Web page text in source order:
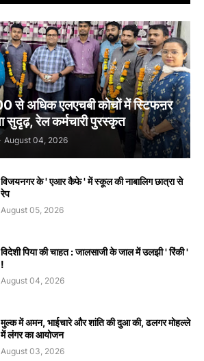
से अधिक एलएचबी कोचों में स्टिफऩर
सुदृढ़, रेल कर्मचारी पुरस्कृत
August 04, 2026
विजयनगर के ' एआर कैफे ' में स्कूल की नाबालिग छात्रा से
रेप
August 05, 2026
विदेशी पिया की चाहत : जालसाजी के जाल में उलझी ' रिंकी '
!
August 04, 2026
मुल्क में अमन, भाईचारे और शांति की दुआ की, ढलगर मोहल्ले
में लंगर का आयोजन
August 03, 2026